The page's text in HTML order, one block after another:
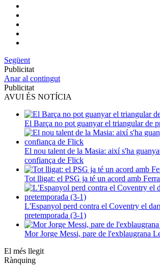
Següent
Publicitat
Anar al contingut
Publicitat
AVUI ÉS NOTÍCIA
El Barça no pot guanyar el triangular de
El nou talent de la Masia: així s'ha
confiança de Flick
Tot lligat: el PSG ja té un acord amb
L'Espanyol perd contra el Coventry el
pretemporada (3-1)
Mor Jorge Messi, pare de l'exblaugrana
El més llegit
Rànquing